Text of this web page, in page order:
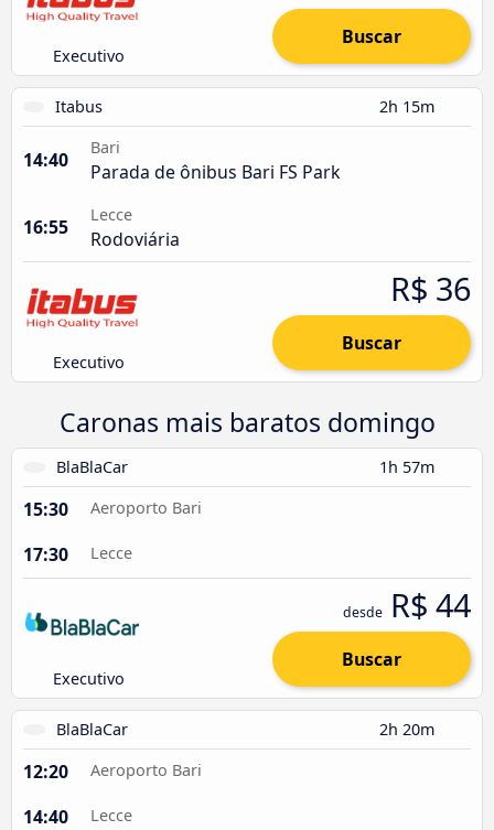
Executivo
Buscar
Itabus 2h 15m
14:40
Bari
Parada de ônibus Bari FS Park
16:55
Lecce
Rodoviária
Executivo
R$ 36
Buscar
Caronas mais baratos domingo
BlaBlaCar 1h 57m
15:30 Aeroporto Bari
17:30 Lecce
Executivo
desde R$ 44
Buscar
BlaBlaCar 2h 20m
12:20 Aeroporto Bari
14:40 Lecce